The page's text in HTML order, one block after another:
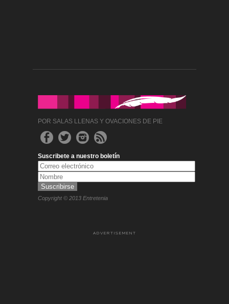
POR SALAS LLENAS Y OVACIONES DE PIE
Suscribete a nuestro boletín
Copyright © 2013 Entretenia
ADVERTISEMENT